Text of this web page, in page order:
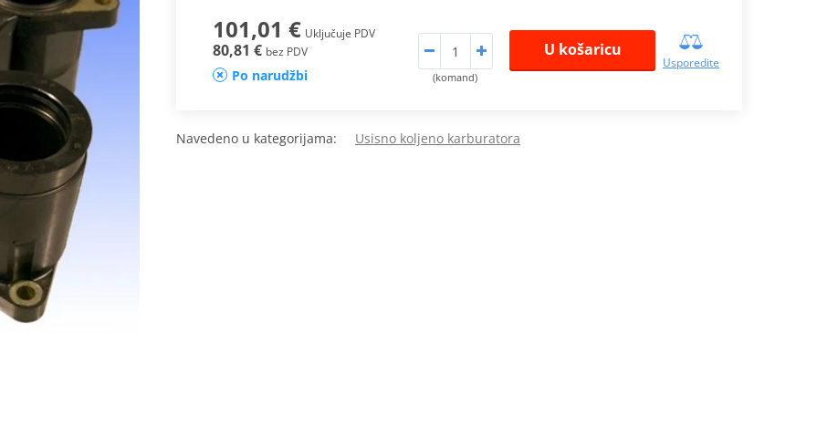
101,01 € Uključuje PDV
80,81 € bez PDV
Po narudžbi (komand)
U košaricu
Usporedite
Navedeno u kategorijama: Usisno koljeno karburatora